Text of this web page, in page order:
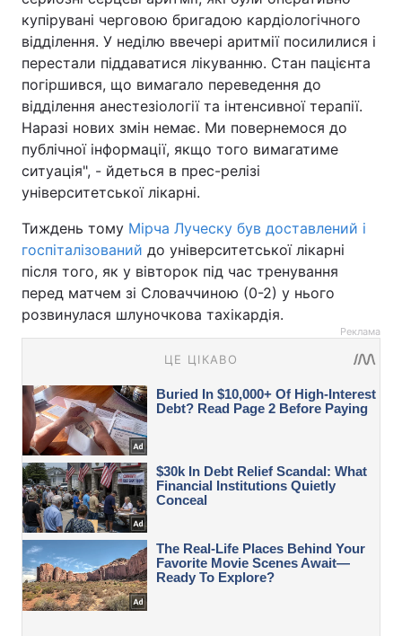
купірувані черговою бригадою кардіологічного
відділення. У неділю ввечері аритмії посилилися і
перестали піддаватися лікуванню. Стан пацієнта
погіршився, що вимагало переведення до
відділення анестезіології та інтенсивної терапії.
Наразі нових змін немає. Ми повернемося до
публічної інформації, якщо того вимагатиме
ситуація", - йдеться в прес-релізі
університетської лікарні.
Тиждень тому Мірча Луческу був доставлений і
госпіталізований до університетської лікарні
після того, як у вівторок під час тренування
перед матчем зі Словаччиною (0-2) у нього
розвинулася шлуночкова тахікардія.
Реклама